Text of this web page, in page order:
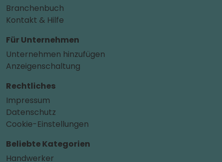
Branchenbuch
Kontakt & Hilfe
Für Unternehmen
Unternehmen hinzufügen
Anzeigenschaltung
Rechtliches
Impressum
Datenschutz
Cookie-Einstellungen
Beliebte Kategorien
Handwerker